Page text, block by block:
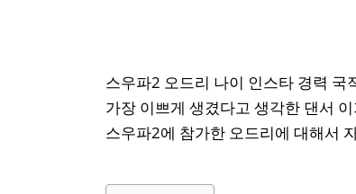
스우파2 오드리 나이 인스타 경력
가장 이쁘게 생겼다고 생각한 댄서
스우파2에 참가한 오드리에 대해서